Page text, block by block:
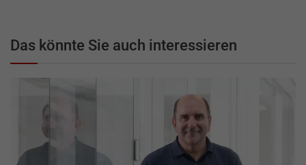
Das könnte Sie auch interessieren